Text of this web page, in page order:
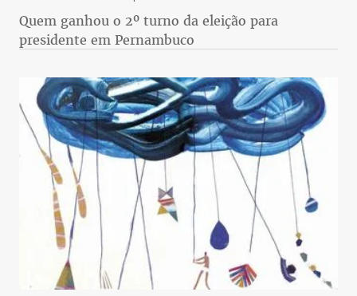
Quem ganhou o 2º turno da eleição para
presidente em Pernambuco